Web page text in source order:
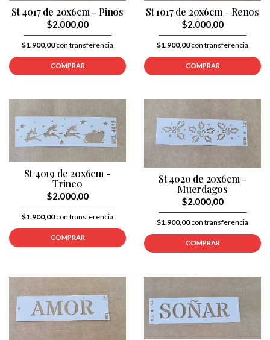
St 4017 de 20x6cm - Pinos
$2.000,00
$1.900,00con transferencia
COMPRAR
St 1017 de 20x6cm - Renos
$2.000,00
$1.900,00con transferencia
COMPRAR
St 4019 de 20x6cm -
Trineo
$2.000,00
$1.900,00con transferencia
COMPRAR
St 4020 de 20x6cm -
Muerdagos
$2.000,00
$1.900,00con transferencia
COMPRAR